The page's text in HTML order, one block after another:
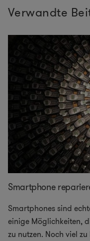
Verwandte
Smartphone
Smartphones sind
einige Möglichkeiten,
zu nutzen. Noch viel